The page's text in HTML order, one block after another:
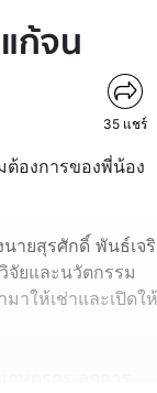
ก้จน
35 แชร์
ต้องการของพี่น้อง
ายสุรศักดิ์ พันธ์เจริ
จัยและนวัตกรรม
าให้เช่าและเปิดให้